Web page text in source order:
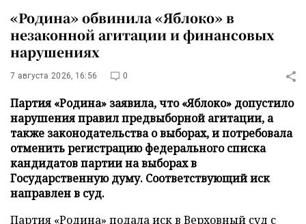
«Родина» обвинила «Яблоко» в
незаконной агитации и финансовых
нарушениях
7 августа 2026, 16:56 0
Партия «Родина» заявила, что «Яблоко» допустило
нарушения правил предвыборной агитации, а
также законодательства о выборах, и потребовала
отменить регистрацию федерального списка
кандидатов партии на выборах в
Государственную думу. Соответствующий иск
направлен в суд.
Партия «Родина» подала иск в Верховный суд с